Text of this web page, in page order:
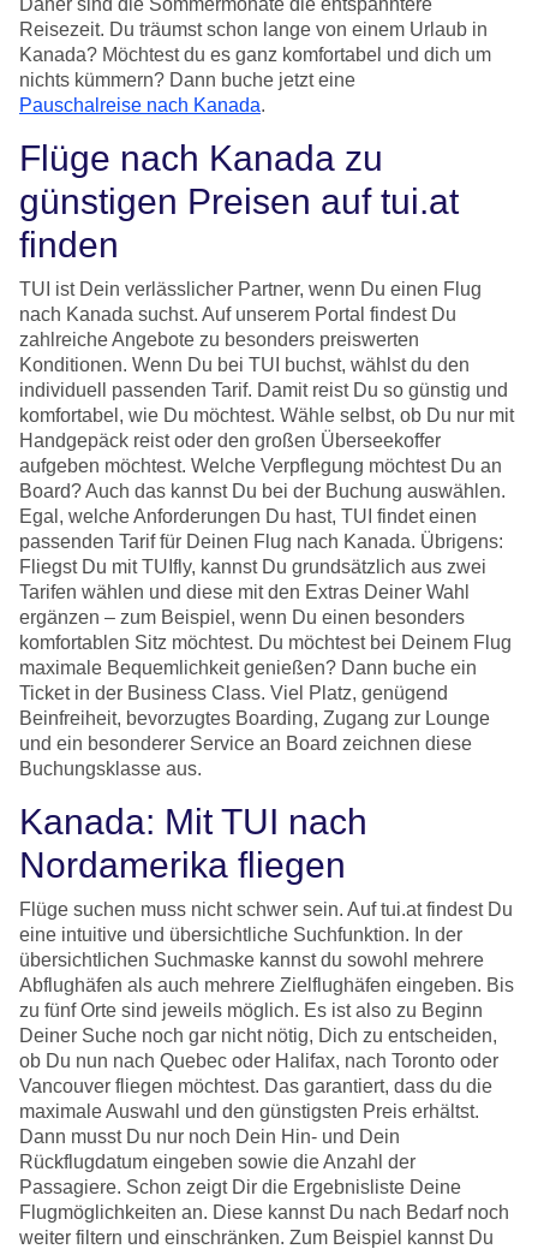
Daher sind die Sommermonate die entspanntere
Reisezeit. Du träumst schon lange von einem Urlaub in
Kanada? Möchtest du es ganz komfortabel und dich um
nichts kümmern? Dann buche jetzt eine
Pauschalreise nach Kanada.
Flüge nach Kanada zu
günstigen Preisen auf tui.at
finden
TUI ist Dein verlässlicher Partner, wenn Du einen Flug
nach Kanada suchst. Auf unserem Portal findest Du
zahlreiche Angebote zu besonders preiswerten
Konditionen. Wenn Du bei TUI buchst, wählst du den
individuell passenden Tarif. Damit reist Du so günstig und
komfortabel, wie Du möchtest. Wähle selbst, ob Du nur mit
Handgepäck reist oder den großen Überseekoffer
aufgeben möchtest. Welche Verpflegung möchtest Du an
Board? Auch das kannst Du bei der Buchung auswählen.
Egal, welche Anforderungen Du hast, TUI findet einen
passenden Tarif für Deinen Flug nach Kanada. Übrigens:
Fliegst Du mit TUIfly, kannst Du grundsätzlich aus zwei
Tarifen wählen und diese mit den Extras Deiner Wahl
ergänzen – zum Beispiel, wenn Du einen besonders
komfortablen Sitz möchtest. Du möchtest bei Deinem Flug
maximale Bequemlichkeit genießen? Dann buche ein
Ticket in der Business Class. Viel Platz, genügend
Beinfreiheit, bevorzugtes Boarding, Zugang zur Lounge
und ein besonderer Service an Board zeichnen diese
Buchungsklasse aus.
Kanada: Mit TUI nach
Nordamerika fliegen
Flüge suchen muss nicht schwer sein. Auf tui.at findest Du
eine intuitive und übersichtliche Suchfunktion. In der
übersichtlichen Suchmaske kannst du sowohl mehrere
Abflughäfen als auch mehrere Zielflughäfen eingeben. Bis
zu fünf Orte sind jeweils möglich. Es ist also zu Beginn
Deiner Suche noch gar nicht nötig, Dich zu entscheiden,
ob Du nun nach Quebec oder Halifax, nach Toronto oder
Vancouver fliegen möchtest. Das garantiert, dass du die
maximale Auswahl und den günstigsten Preis erhältst.
Dann musst Du nur noch Dein Hin- und Dein
Rückflugdatum eingeben sowie die Anzahl der
Passagiere. Schon zeigt Dir die Ergebnisliste Deine
Flugmöglichkeiten an. Diese kannst Du nach Bedarf noch
weiter filtern und einschränken. Zum Beispiel kannst Du